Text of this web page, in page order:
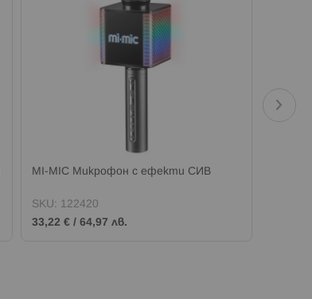
MI-MIC Микрофон с ефекти СИВ
SKU: 122420
33,22 € / 64,97 лв.